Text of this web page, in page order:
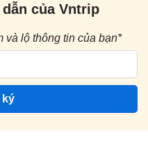
của Vntrip
và lộ thông tin của bạn*